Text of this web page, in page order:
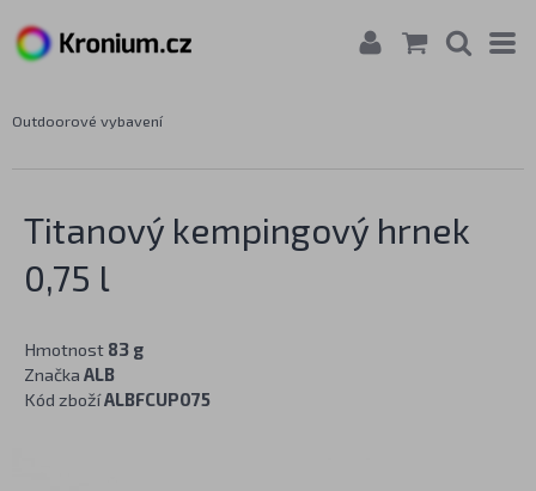
Outdoorové vybavení
Titanový kempingový hrnek
0,75 l
Hmotnost 83 g
Značka ALB
Kód zbožíALBFCUP075